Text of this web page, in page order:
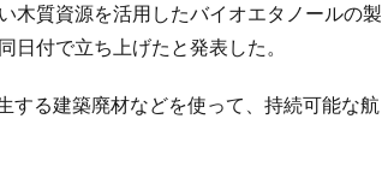
木質資源を活用したバイオエタノールの製
日付で立ち上げたと発表した。
する建築廃材などを使って、持続可能な航